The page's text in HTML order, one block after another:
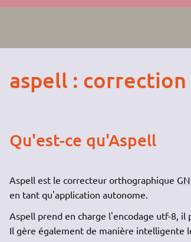
aspell :
Qu'est-ce qu'Aspell
Aspell est le correcteur orthographique
en tant qu'application autonome.
Aspell prend en charge l'encodage utf-8,
Il gère également de manière intelligente